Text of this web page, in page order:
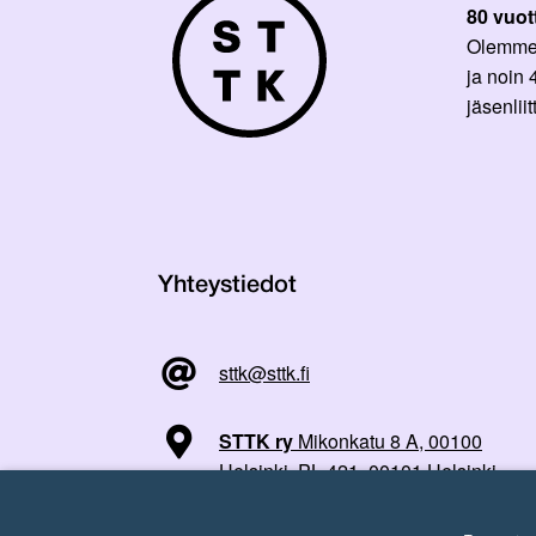
80
ja noin
Yhteystiedot
sttk@sttk.fi
STTK ry Mikonkatu 8 A, 00100
Helsinki, PL 421, 00101 Helsinki